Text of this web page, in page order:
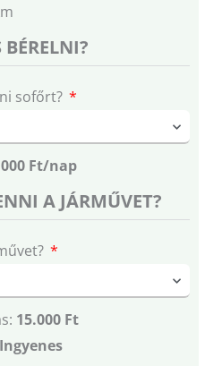
BÉRELNI?
sofőrt?
Ft/nap
A JÁRMŰVET?
15.000 Ft
Ingyenes